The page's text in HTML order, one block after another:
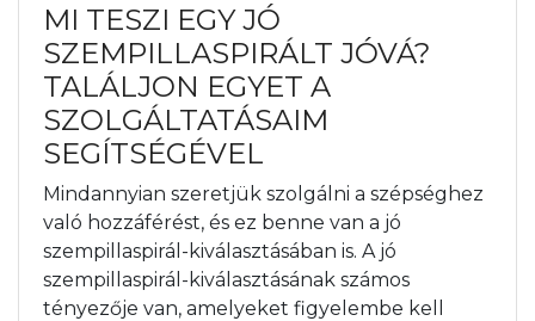
MI TESZI EGY JÓ
SZEMPILLASPIRÁLT JÓVÁ?
TALÁLJON EGYET A
SZOLGÁLTATÁSAIM
SEGÍTSÉGÉVEL
Mindannyian szeretjük szolgálni a szépséghez
való hozzáférést, és ez benne van a jó
szempillaspirál-kiválasztásában is. A jó
szempillaspirál-kiválasztásának számos
tényezője van, amelyeket figyelembe kell